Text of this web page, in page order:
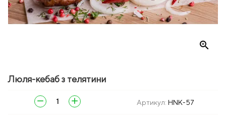
zoom_in
Люля-кебаб з телятини
remove add Артикул: HNK-57